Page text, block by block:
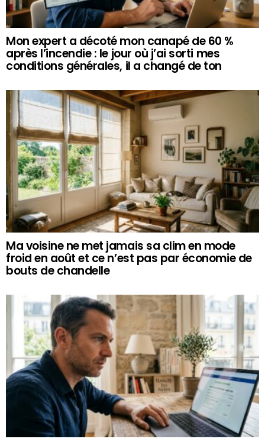
Mon expert a décoté mon canapé de 60 %
après l’incendie : le jour où j’ai sorti mes
conditions générales, il a changé de ton
Ma voisine ne met jamais sa clim en mode
froid en août et ce n’est pas par économie de
bouts de chandelle